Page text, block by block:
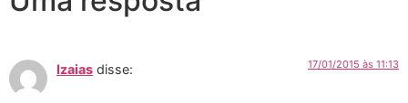
Izaias disse: 17/01/2015 às 11:13